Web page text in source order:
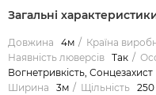
Загальні
Довжина 4м Країна
Наявність люверсів Так
Вогнетривкість, Сонцезахист
Ширина
3м Щільність 250